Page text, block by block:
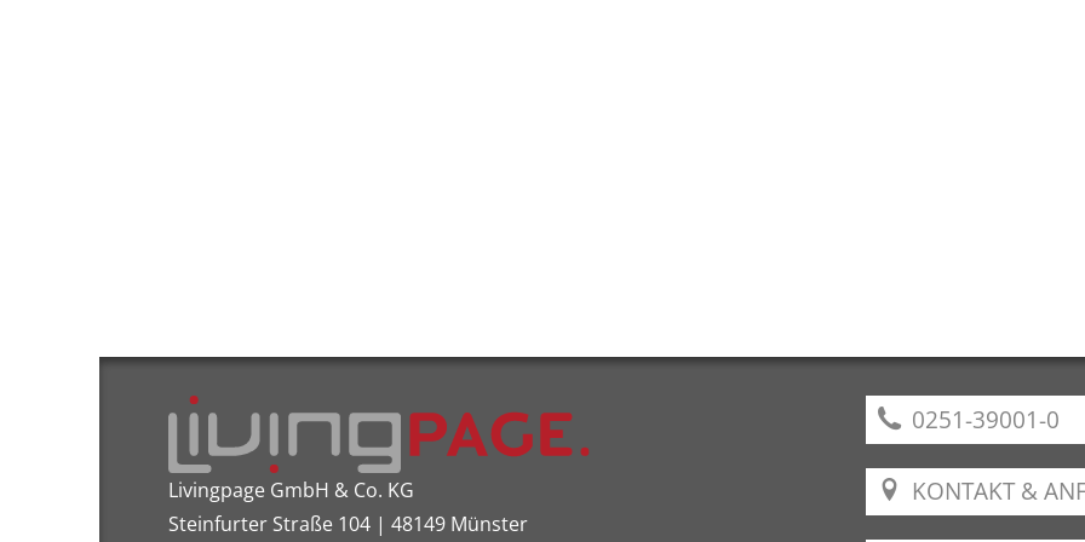
Livingpage GmbH & Co. KG
Steinfurter Straße 104 | 48149 Münster
0251-39001-0
KONTAKT &